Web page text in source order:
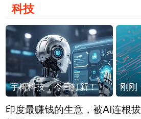
科技
宇树科技，今日打新！
印度最赚钱的生意，被AI连根拔